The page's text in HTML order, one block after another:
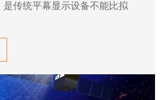
是传统平幕显示设备不能比拟